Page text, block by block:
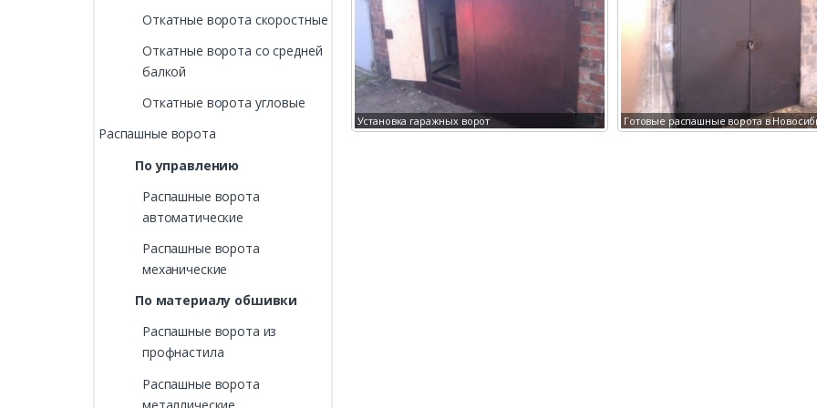
Готовые распашные ворота в Новосибирска Производство гаражных ворот
Откатные ворота скоростные
Откатные ворота со средней
балкой
Откатные ворота угловые
Распашные ворота
По управлению
Распашные ворота
автоматические
Распашные ворота
механические
По материалу обшивки
Распашные ворота из
профнастила
Распашные ворота
металлические